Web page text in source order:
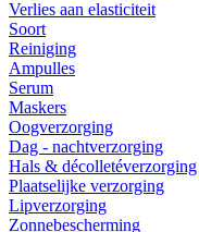
Verlies aan elasticiteit
Soort
Reiniging
Ampulles
Serum
Maskers
Oogverzorging
Dag - nachtverzorging
Hals & décolletéverzorging
Plaatselijke verzorging
Lipverzorging
Zonnebescherming